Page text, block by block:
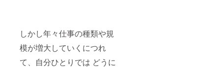
しかし年々仕事の種類や規
模が増大していくにつれ
て、自分ひとりでは どうに